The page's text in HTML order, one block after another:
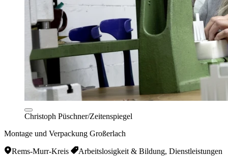
Christoph Püschner/Zeitenspiegel
Montage und Verpackung Großerlach
Rems-Murr-Kreis Arbeitslosigkeit & Bildung, Dienstleistungen